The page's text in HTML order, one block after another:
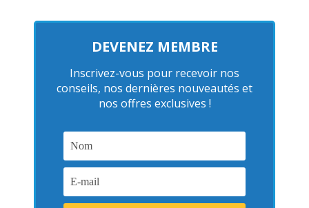
DEVENEZ MEMBRE
Inscrivez-vous pour recevoir nos
conseils, nos dernières nouveautés et
nos offres exclusives !